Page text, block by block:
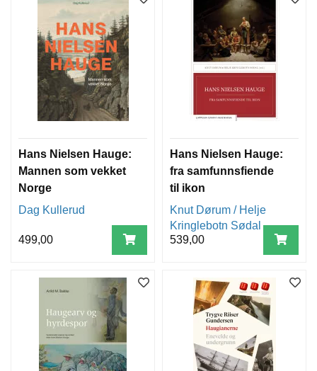
Hans Nielsen Hauge:
Mannen som vekket
Norge
Dag Kullerud
499,00
Hans Nielsen Hauge:
fra samfunnsfiende
til ikon
Knut Dørum / Helje
Kringlebotn Sødal
539,00